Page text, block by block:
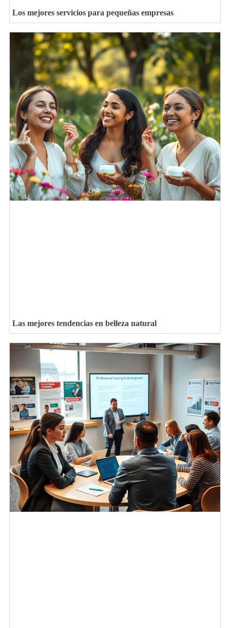
Los mejores servicios para pequeñas empresas
Las mejores tendencias en belleza natural